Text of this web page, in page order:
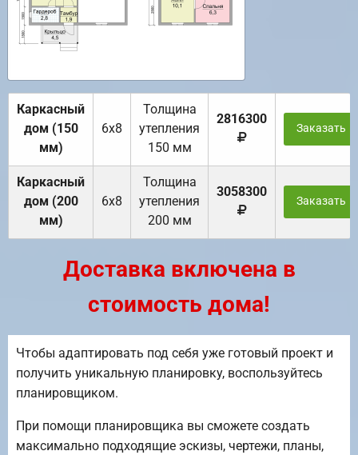
Каркасный
дом (150
мм)
6х8
Толщина
утепления
150 мм
2816300
Заказать
Каркасный
дом (200
мм)
6х8
Толщина
утепления
200 мм
3058300
Заказать
Доставка включена в
стоимость дома!
Чтобы адаптировать под себя уже готовый проект и
получить уникальную планировку, воспользуйтесь
планировщиком.
При помощи планировщика вы сможете создать
максимально подходящие эскизы, чертежи, планы,